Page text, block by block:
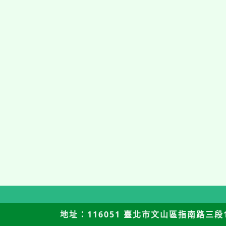
地址：116051 臺北市文山區指南路三